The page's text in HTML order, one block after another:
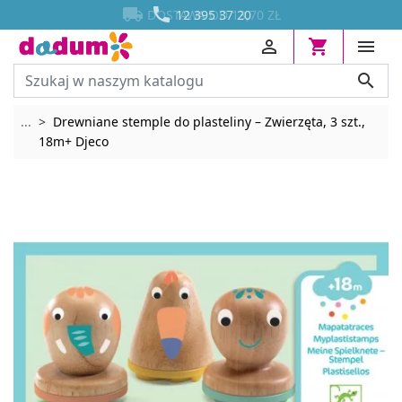
 12 395 37 20
 DOSTAWA OD 13,70 ZŁ






... Rozwiń breadcrumbs
Drewniane stemple do plasteliny – Zwierzęta, 3 szt.,
18m+ Djeco